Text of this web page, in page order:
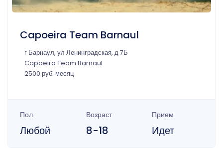
Capoeira Team Barnaul
г Барнаул, ул Ленинградская, д 7Б
Capoeira Team Barnaul
2500 руб. месяц
Пол
Любой
Возраст
8-18
Прием
Идет